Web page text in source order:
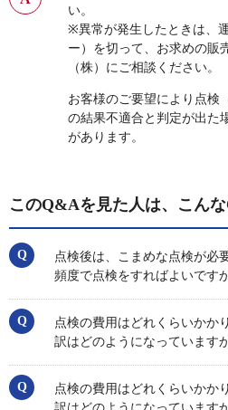
い。
※異常が発生したときは、
ー）を切って、お求めの販
（株）にご相談ください。
お客様のご要望により点検
の結果不適合と判定が出た
があります。
このQ&Aを見た人は、こん
点検後は、こまめな点検が必
頻度で点検をすればよいです
点検の費用はどれくらいかか
訳はどのようになっていますか
点検の費用はどれくらいかか